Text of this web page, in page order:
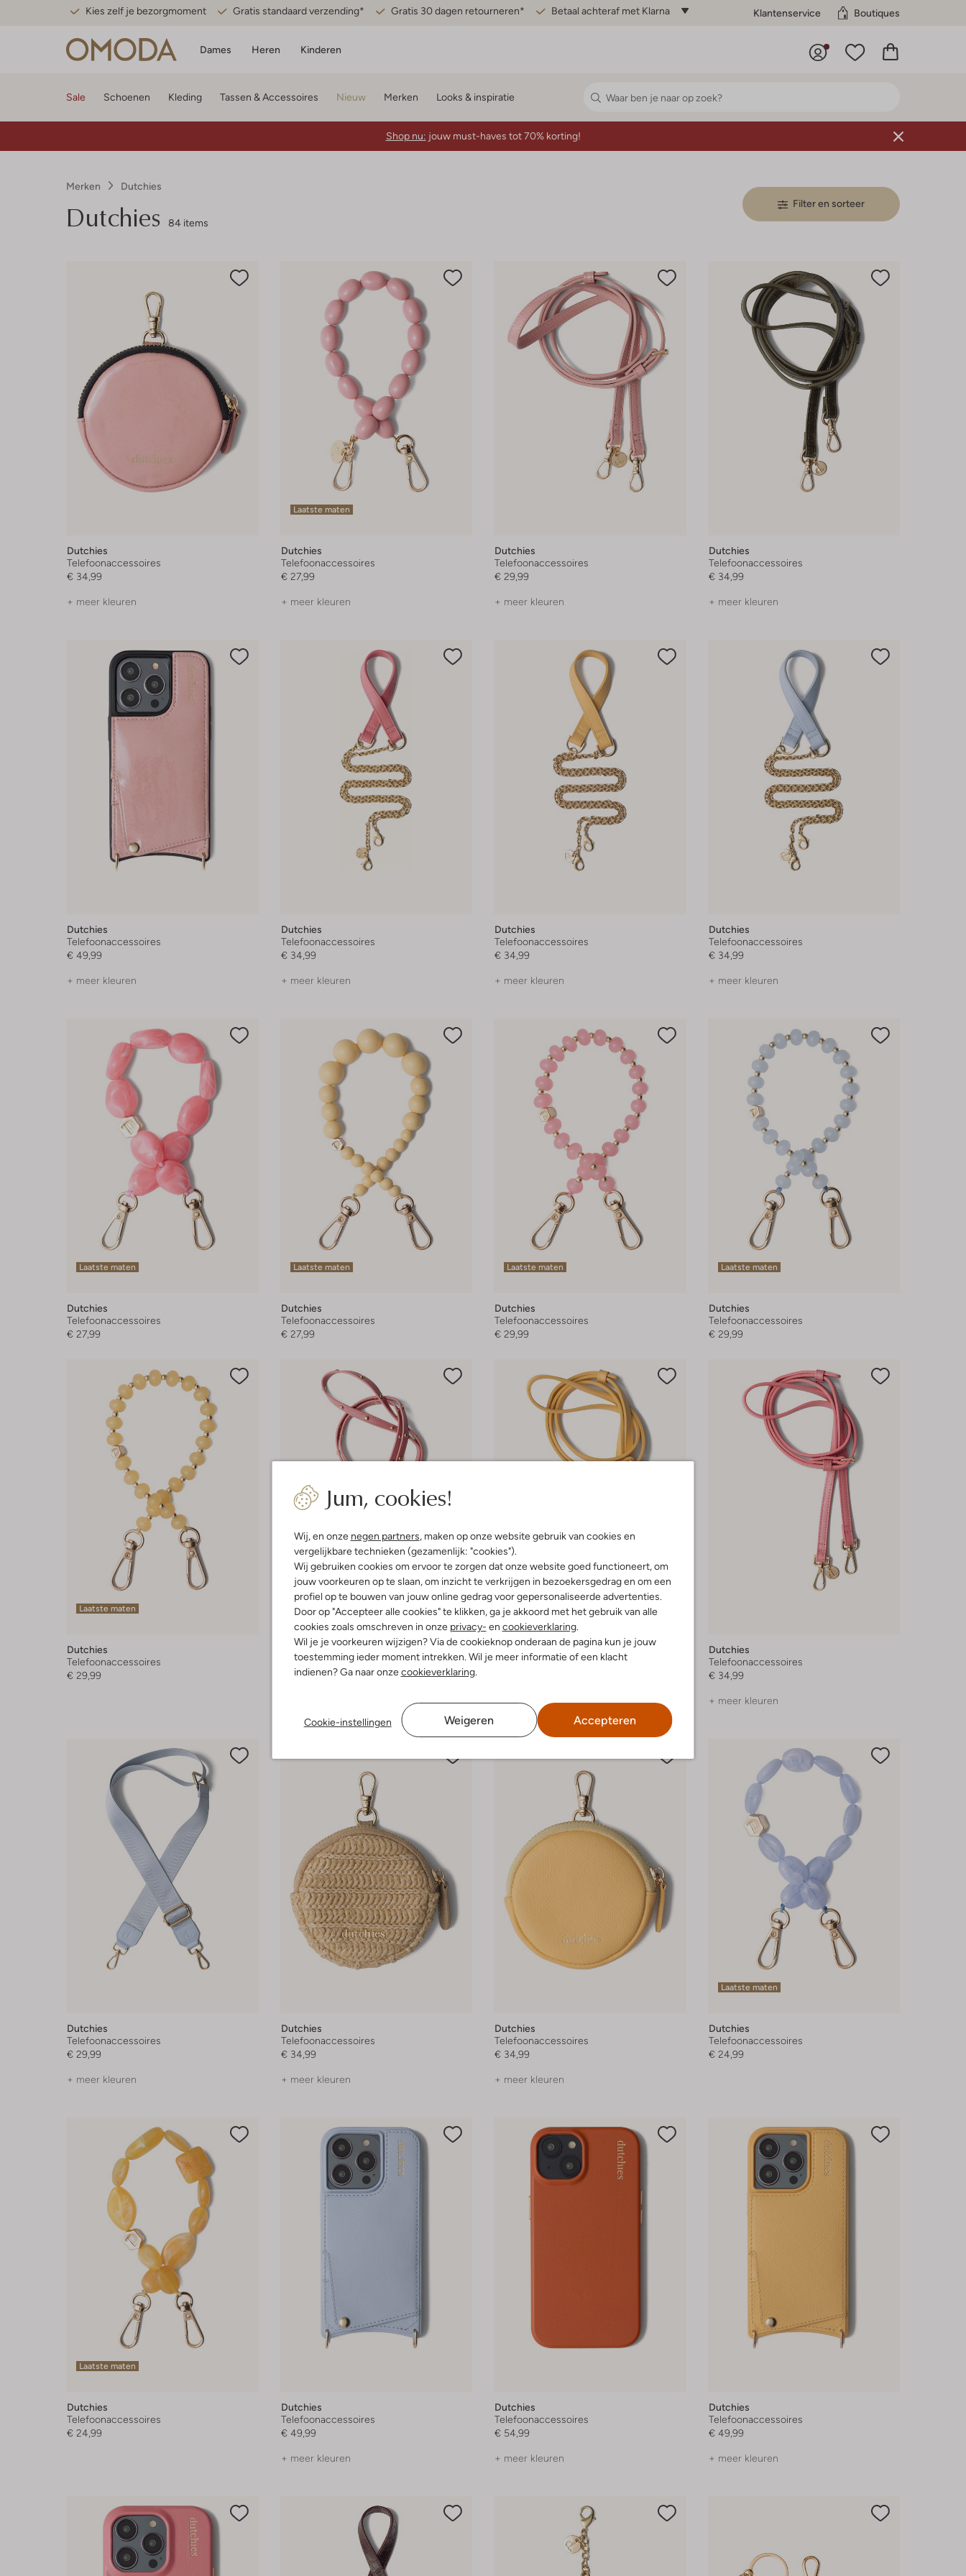
Kies zelf je bezorgmoment Gratis standaard verzending* Gratis 30 dagen retourneren* Betaal achteraf met Klarna Klantenservice Boutiques
Dames Heren Kinderen
Jum, cookies!
Wij, en onze negen partners, maken op onze website gebruik van cookies en
vergelijkbare technieken (gezamenlijk: "cookies").
Wij gebruiken cookies om ervoor te zorgen dat onze website goed functioneert, om
jouw voorkeuren op te slaan, om inzicht te verkrijgen in bezoekersgedrag en om een
profiel op te bouwen van jouw online gedrag voor gepersonaliseerde advertenties.
Door op "Accepteer alle cookies" te klikken, ga je akkoord met het gebruik van alle
cookies zoals omschreven in onze privacy- en cookieverklaring.
Wil je je voorkeuren wijzigen? Via de cookieknop onderaan de pagina kun je jouw
toestemming ieder moment intrekken. Wil je meer informatie of een klacht
indienen? Ga naar onzecookieverklaring.
Cookie-instellingen Weigeren Accepteren
Sale Schoenen Kleding Tassen & Accessoires Nieuw Merken Looks & inspiratie
Shop nu: jouw must-haves tot 70% korting!
Merken Dutchies
Dutchies 84 items
Filter en sorteer
Dutchies
Telefoonaccessoires
€ 34,99
+ meer kleuren
Laatste maten
Dutchies
Telefoonaccessoires
€ 27,99
+ meer kleuren
Dutchies
Telefoonaccessoires
€ 29,99
+ meer kleuren
Dutchies
Telefoonaccessoires
€ 34,99
+ meer kleuren
Dutchies
Telefoonaccessoires
€ 49,99
+ meer kleuren
Dutchies
Telefoonaccessoires
€ 34,99
+ meer kleuren
Dutchies
Telefoonaccessoires
€ 34,99
+ meer kleuren
Dutchies
Telefoonaccessoires
€ 34,99
+ meer kleuren
Laatste maten
Dutchies
Telefoonaccessoires
€ 27,99
Laatste maten
Dutchies
Telefoonaccessoires
€ 27,99
Laatste maten
Dutchies
Telefoonaccessoires
€ 29,99
Laatste maten
Dutchies
Telefoonaccessoires
€ 29,99
Laatste maten
Dutchies
Telefoonaccessoires
€ 29,99
Dutchies
Telefoonaccessoires
€ 39,99
Dutchies
Telefoonaccessoires
+ meer kleuren
Dutchies
Telefoonaccessoires
€ 34,99
+ meer kleuren
Dutchies
Telefoonaccessoires
€ 29,99
+ meer kleuren
Dutchies
Telefoonaccessoires
€ 34,99
+ meer kleuren
Dutchies
Telefoonaccessoires
€ 34,99
+ meer kleuren
Laatste maten
Dutchies
Telefoonaccessoires
€ 24,99
Laatste maten
Dutchies
Telefoonaccessoires
€ 24,99
Dutchies
Telefoonaccessoires
€ 49,99
+ meer kleuren
Dutchies
Telefoonaccessoires
€ 54,99
+ meer kleuren
Dutchies
Telefoonaccessoires
€ 49,99
+ meer kleuren